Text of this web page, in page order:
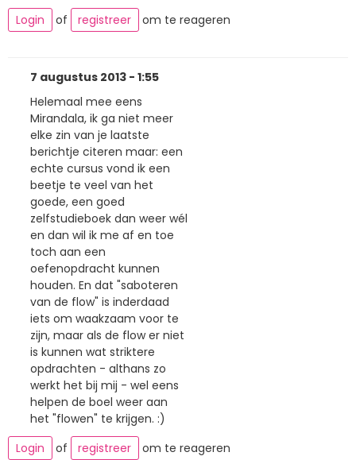
Login
of registreer om te reageren
7 augustus 2013 - 1:55
Helemaal mee eens
Mirandala, ik ga niet meer
elke zin van je laatste
berichtje citeren maar: een
echte cursus vond ik een
beetje te veel van het
goede, een goed
zelfstudieboek dan weer wél
en dan wil ik me af en toe
toch aan een
oefenopdracht kunnen
houden. En dat "saboteren
van de flow" is inderdaad
iets om waakzaam voor te
zijn, maar als de flow er niet
is kunnen wat striktere
opdrachten - althans zo
werkt het bij mij - wel eens
helpen de boel weer aan
het "flowen" te krijgen. :)
Login
of registreer om te reageren